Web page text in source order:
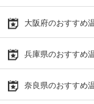
大阪府のおすすめ
兵庫県のおすすめ
奈良県のおすすめ